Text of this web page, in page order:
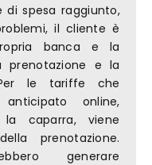
spesa raggiunto,
il cliente è
banca e la
prenotazione e la
le tariffe che
online,
caparra, viene
prenotazione.
generare